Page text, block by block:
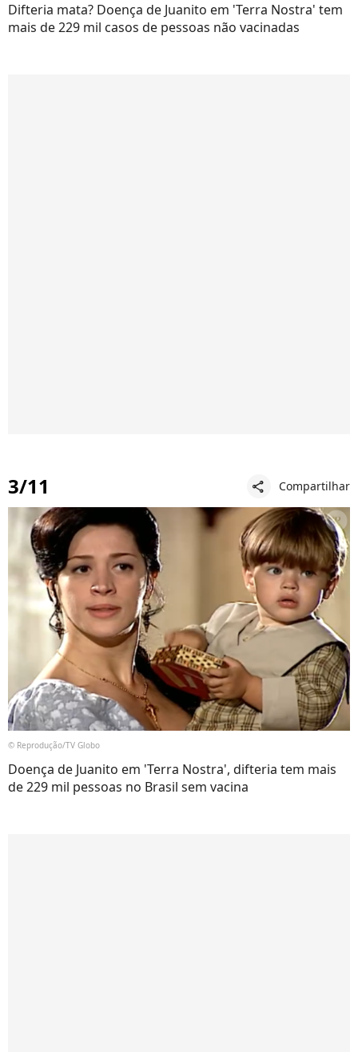
Difteria mata? Doença de Juanito em 'Terra Nostra' tem
mais de 229 mil casos de pessoas não vacinadas
3/11 share Compartilhar
© Reprodução/TV Globo
Doença de Juanito em 'Terra Nostra', difteria tem mais
de 229 mil pessoas no Brasil sem vacina